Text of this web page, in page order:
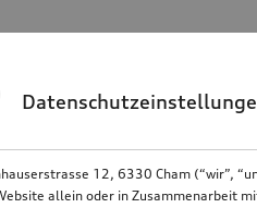
12, 6330 Cham (“wir”,
allein oder in Zusammenarbeit